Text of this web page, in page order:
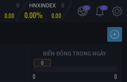
0
0.00
HNXINDEX 0
0.00% 0.00
i i
BIẾN ĐỘNG TRONG NGÀY
0
0 0